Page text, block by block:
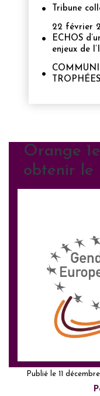
Tribune
22 février
ECHOS
enjeux de
Orange
obtenir le
Publié le 11